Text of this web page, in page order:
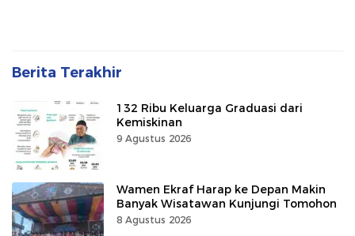
Berita Terakhir
132 Ribu Keluarga Graduasi dari
Kemiskinan
9 Agustus 2026
Wamen Ekraf Harap ke Depan Makin
Banyak Wisatawan Kunjungi Tomohon
8 Agustus 2026